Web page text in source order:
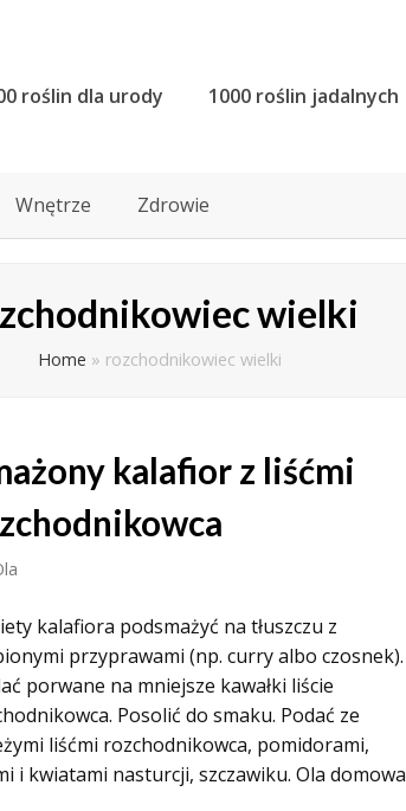
roślin dla urody 1000 roślin jadalnych
Wnętrze Zdrowie
wielki
Home » rozchodnikowiec wielki
kalafior z liśćmi
kalafiora podsmażyć na tłuszczu z
przyprawami (np. curry albo czosnek).
porwane na mniejsze kawałki liście
Posolić do smaku. Podać ze
liśćmi rozchodnikowca, pomidorami,
i kwiatami nasturcji, szczawiku. Ola domowa